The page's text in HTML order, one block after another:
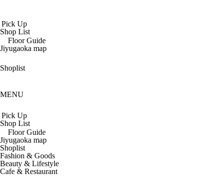
Pick Up
Shop List
Floor Guide
Jiyugaoka map
Shoplist
MENU
Pick Up
Shop List
Floor Guide
Jiyugaoka map
Shoplist
Fashion & Goods
Beauty & Lifestyle
Cafe & Restaurant